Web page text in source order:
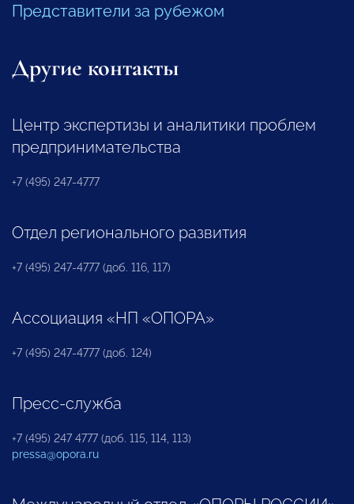
Представители за рубежом
Другие контакты
Центр экспертизы и аналитики проблем
предпринимательства
+7 (495) 247-4777
Отдел регионального развития
+7 (495) 247-4777 (доб. 116, 117)
Ассоциация «НП «ОПОРА»
+7 (495) 247-4777 (доб. 124)
Пресс-служба
+7 (495) 247 4777 (доб. 115, 114, 113)
pressa@opora.ru